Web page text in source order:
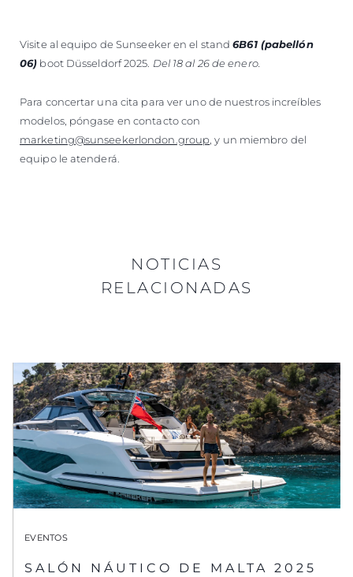
Visite al equipo de Sunseeker en el stand6B61 (pabellón
06) boot Düsseldorf 2025. Del 18 al 26 de enero.
Para concertar una cita para ver uno de nuestros increíbles
modelos, póngase en contacto con
marketing@sunseekerlondon.group, y un miembro del
equipo le atenderá.
NOTICIAS
RELACIONADAS
EVENTOS
SALÓN NÁUTICO DE MALTA 2025